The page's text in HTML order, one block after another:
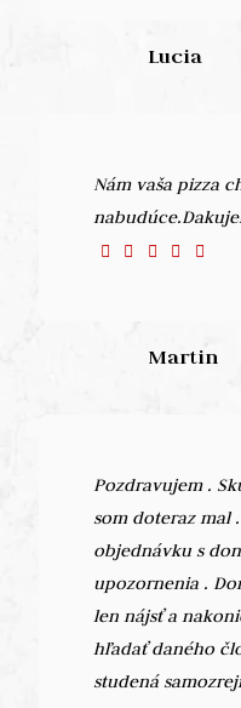
Lucia
Nám vaša pizza
Martin
Pozdravujem .
som doteraz mal
objednávku s
upozornenia .
len nájsť a
hľadať daného
studená